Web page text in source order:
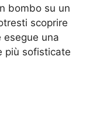
bombo su un
scoprire
esegue una
più sofisticate